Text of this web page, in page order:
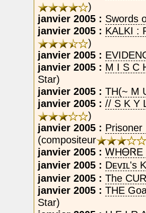
)
janvier 2005 : Swords
janvier 2005 : KALKI :
)
janvier 2005 :
janvier 2005 : M I S C
Star)
janvier 2005 : TH(~ M
janvier 2005 : // S K Y
)
janvier 2005 : Prisoner
(compositeur
janvier 2005 : ᎳHᎾᏒE
janvier 2005 : Dᴇᴠɪʟ's
janvier 2005 : The
janvier 2005 : THE
Star)